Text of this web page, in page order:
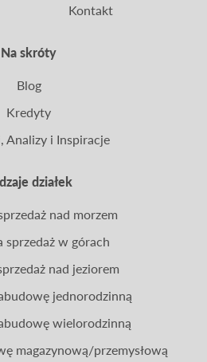
Na skróty
działek
Kontakt
Blog
Kredyty
Analizy i Inspiracje
nad morzem
sprzedaż w górach
nad jeziorem
jednorodzinną
wielorodzinną
magazynową/przemysłową